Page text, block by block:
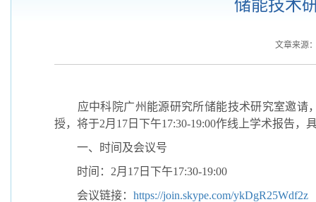
储能技术
文章来源
应中科院广州能源研究所储能技术研究室邀请
授，将于2月 17 日下午17:30-19:00作线上学术报告，
一、时间及会议号
时间： 2月 17 日下午17:30-19:00
会议链接： https://join.skype.com/ykDgR25Wdf2z